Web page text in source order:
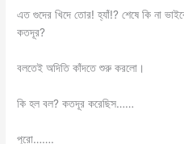
এত গুদের খিদে তোর! হ্যাঁ!? শেষে কি না
কতদূর?
বলতেই অদিতি কাঁদতে শুরু করলো।
কি হল বল? কতদূর করেছিস……
পুরো…….